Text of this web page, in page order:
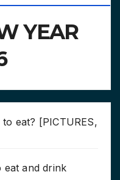
YEAR
eat? [PICTURES,
eat and drink